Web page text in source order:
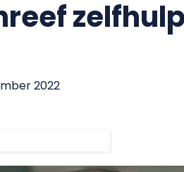
2022